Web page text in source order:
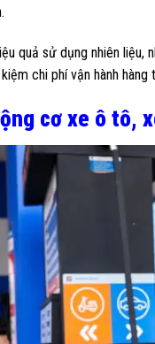
quả sử dụng nhiên
chi phí vận hành hàng
cơ xe ô tô,